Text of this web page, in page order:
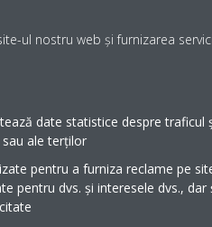
un proiect special
În modulul meu pentru planificarea
ul nostru web și furnizarea
date statistice despre traficul
ale terților
pentru a furniza reclame pe
pentru dvs. și interesele dvs., dar